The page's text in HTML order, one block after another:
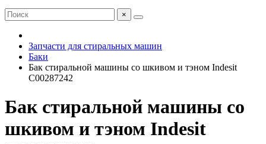
×
Запчасти для стиральных машин
Баки
Бак стиральной машины со шкивом и тэном Indesit
C00287242
Бак стиральной машины со
шкивом и тэном Indesit